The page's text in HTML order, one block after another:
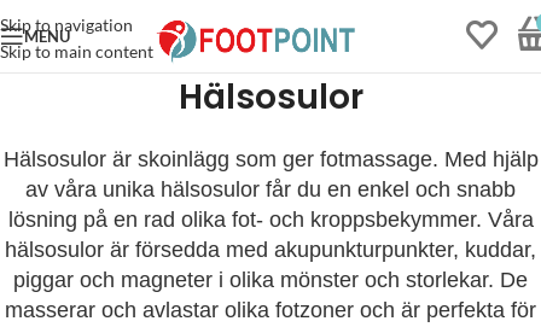
Skip to navigation
Skip to main content
MENU
Hälsosulor
Hälsosulor är skoinlägg som ger fotmassage. Med hjälp
av våra unika hälsosulor får du en enkel och snabb
lösning på en rad olika fot- och kroppsbekymmer. Våra
hälsosulor är försedda med akupunkturpunkter, kuddar,
piggar och magneter i olika mönster och storlekar. De
masserar och avlastar olika fotzoner och är perfekta för